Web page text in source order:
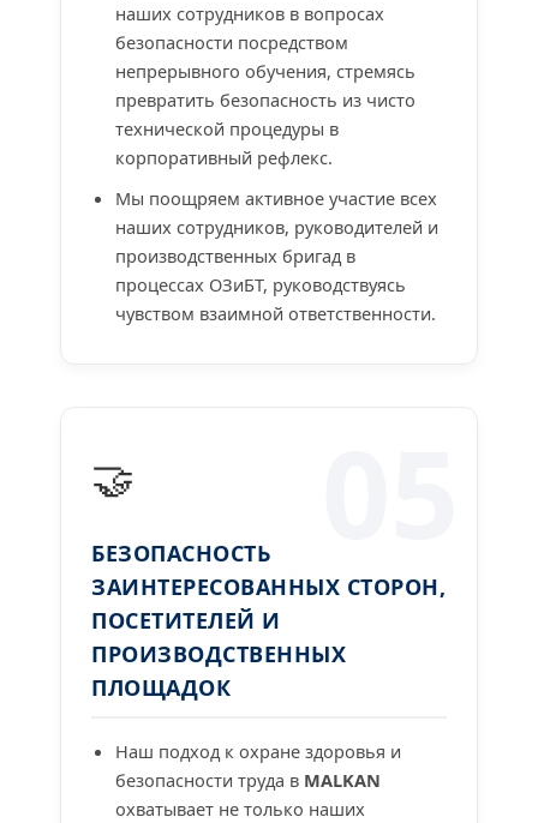
наших сотрудников в вопросах
безопасности посредством
непрерывного обучения, стремясь
превратить безопасность из чисто
технической процедуры в
корпоративный рефлекс.
Мы поощряем активное участие всех
наших сотрудников, руководителей и
производственных бригад в
процессах ОЗиБТ, руководствуясь
чувством взаимной ответственности.
🤝
БЕЗОПАСНОСТЬ
ЗАИНТЕРЕСОВАННЫХ СТОРОН,
ПОСЕТИТЕЛЕЙ И
ПРОИЗВОДСТВЕННЫХ
ПЛОЩАДОК
Наш подход к охране здоровья и
безопасности труда в MALKAN
охватывает не только наших